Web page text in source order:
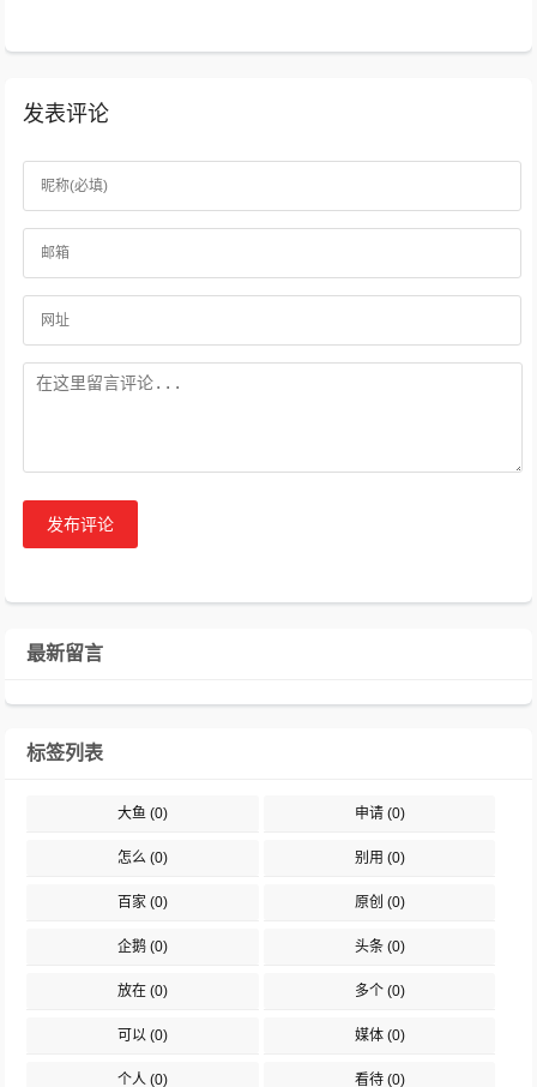
发表评论
发布评论
最新留言
标签列表
大鱼 (0) 申请(0)
怎么 (0) 别用 (0)
百家 (0) 原创 (0)
企鹅 (0) 头条(0)
放在 (0) 多个(0)
可以 (0) 媒体(0)
个人 (0) 看待(0)